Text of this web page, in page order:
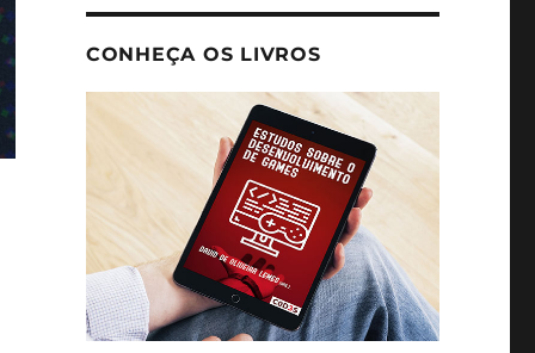
CONHEÇA OS LIVROS